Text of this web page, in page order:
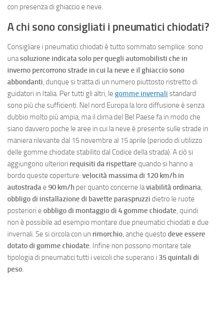
con presenza di ghiaccio e neve.
A chi sono consigliati i pneumatici chiodati?
Consigliare i pneumatici chiodati è tutto sommato semplice: sono
unasoluzione indicata solo per quegli automobilisti che in
inverno percorrono strade in cui la neve e il ghiaccio sono
abbondanti , dunque si tratta di un numero piuttosto ristretto di
guidatori in Italia. Per tutti gli altri, le gomme invernali standard
sono più che sufficienti. Nel nord Europa la loro diffusione è senza
dubbio molto più ampia, ma il clima del Bel Paese fa in modo che
siano davvero poche le aree in cui la neve è presente sulle strade in
maniera rilevante dal 15 novembre al 15 aprile (periodo di utilizzo
delle gomme chiodate stabilito dal Codice della strada). A ciò si
aggiungono ulteriori requisiti da rispettare quando si hanno a
bordo queste coperture: velocità massima di 120 km/h in
autostrada e 90 km/h per quanto concerne laviabilità ordinaria
obbligo di installazione di bavette paraspruzzi dietro le ruote
posteriori e obbligo di montaggio di 4 gomme chiodate , quindi
non è possibile ad esempio montare due pneumatici chiodati e due
invernali. Se si circola con un rimorchio , anche questo deve essere
dotato di gomme chiodate . Infine non possono montare tale
tipologia di pneumatici tutti i veicoli che superano i 35 quintali di
peso